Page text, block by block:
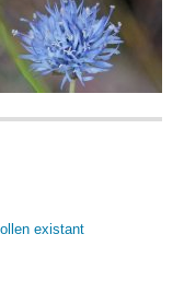
existant